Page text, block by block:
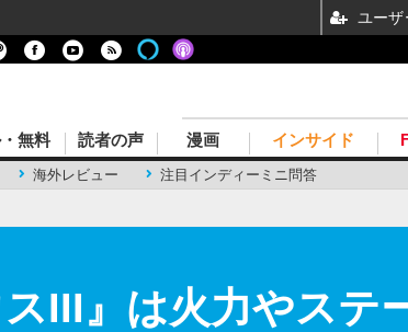
海外レビュー 注目インディーミニ問答
無料 読者の声 漫画 インサイド
III』は火力やステ
ユー